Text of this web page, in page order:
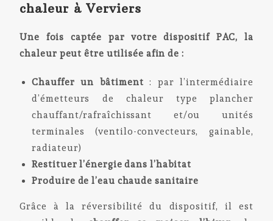
chaleur à Verviers
Une fois captée par votre dispositif PAC, la
chaleur peut être utilisée afin de :
Chauffer un bâtiment: par l’intermédiaire
d’émetteurs de chaleur type plancher
chauffant/rafraîchissant et/ou unités
terminales (ventilo-convecteurs, gainable,
radiateur)
Restituer l’énergie dans l’habitat
Produire de l’eau chaude sanitaire
Grâce à la réversibilité du dispositif, il est